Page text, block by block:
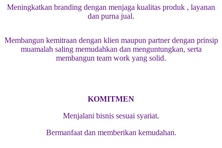
Meningkatkan branding dengan menjaga kualitas produk , layanan
dan purna jual.
Membangun kemitraan dengan klien maupun partner dengan prinsip
muamalah saling memudahkan dan menguntungkan, serta
membangun team work yang solid.
KOMITMEN
Menjalani bisnis sesuai syariat.
Bermanfaat dan memberikan kemudahan.